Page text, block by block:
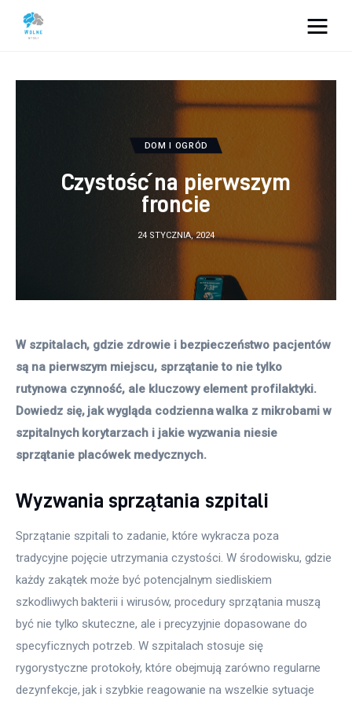
Dom i ogród
Więcej
DOM I OGRÓD
Czystość na pierwszym
froncie
24 STYCZNIA, 2024
W szpitalach, gdzie zdrowie i bezpieczeństwo pacjentów
są na pierwszym miejscu, sprzątanie to nie tylko
rutynowa czynność, ale kluczowy element profilaktyki.
Dowiedz się, jak wygląda codzienna walka z mikrobami w
szpitalnych korytarzach i jakie wyzwania niesie
sprzątanie placówek medycznych.
Wyzwania sprzątania szpitali
Sprzątanie szpitali to zadanie, które wykracza poza
tradycyjne pojęcie utrzymania czystości. W środowisku, gdzie
każdy zakątek może być potencjalnym siedliskiem
szkodliwych bakterii i wirusów, procedury sprzątania muszą
być nie tylko skuteczne, ale i precyzyjnie dopasowane do
specyficznych potrzeb. W szpitalach stosuje się
rygorystyczne protokoły, które obejmują zarówno regularne
dezynfekcje, jak i szybkie reagowanie na wszelkie sytuacje